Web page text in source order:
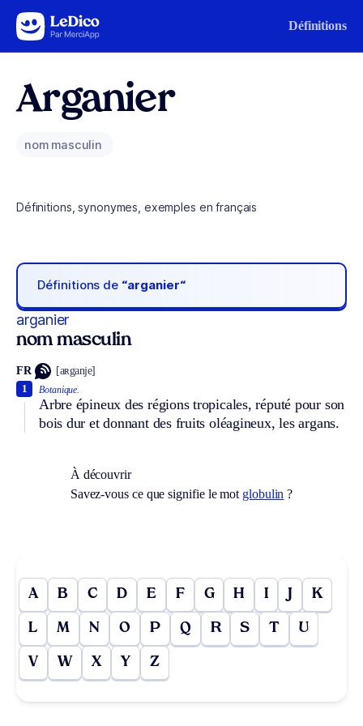
Aller au contenu Définitions
Arganier
nom masculin
Définitions, synonymes, exemples en français
Définitions de “arganier“
arganier
nom masculin
FR [aʀganje]
Botanique.
Arbre épineux des régions tropicales, réputé pour son
bois dur et donnant des fruits oléagineux, les argans.
1
À découvrir
Savez-vous ce que signifie le mot globulin ?
A B C D E F G H I J K
L M N O P Q R S T U
V W X Y Z